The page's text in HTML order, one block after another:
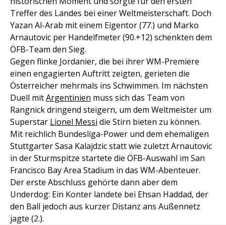
Treffer des Landes bei einer Weltmeisterschaft. Doch
Yazan Al-Arab mit einem Eigentor (77.) und Marko
Arnautovic per Handelfmeter (90.+12) schenkten dem
ÖFB-Team den Sieg.
Gegen flinke Jordanier, die bei ihrer WM-Premiere
einen engagierten Auftritt zeigten, gerieten die
Österreicher mehrmals ins Schwimmen. Im nächsten
Duell mitArgentinien muss sich das Team von
Rangnick dringend steigern, um dem Weltmeister um
Superstar Lionel Messi die Stirn bieten zu können.
Mit reichlich Bundesliga-Power und dem ehemaligen
Stuttgarter Sasa Kalajdzic statt wie zuletzt Arnautovic
in der Sturmspitze startete die ÖFB-Auswahl im San
Francisco Bay Area Stadium in das WM-Abenteuer.
Der erste Abschluss gehörte dann aber dem
Underdog: Ein Konter landete bei Ehsan Haddad, der
den Ball jedoch aus kurzer Distanz ans Außennetz
jagte (2.).